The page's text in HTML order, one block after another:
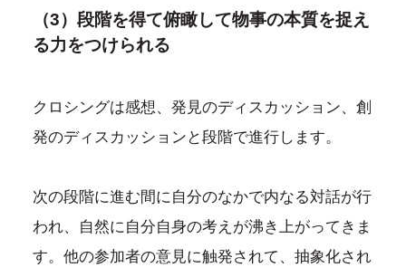
（3）段階を得て俯瞰して物事の本質を捉え
る力をつけられる
クロシングは感想、発見のディスカッション、創
発のディスカッションと段階で進行します。
次の段階に進む間に自分のなかで内なる対話が行
われ、自然に自分自身の考えが沸き上がってきま
す。他の参加者の意見に触発されて、抽象化され